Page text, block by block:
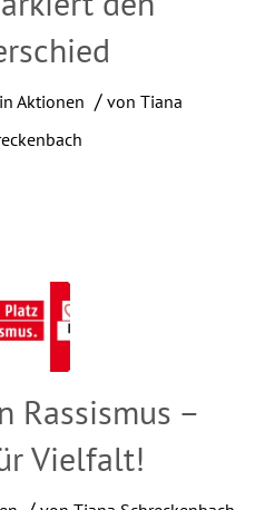
inAktionen / vonTiana
Rassismus –
Vielfalt!